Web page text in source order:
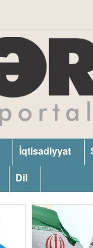
İqtisadiyyat
Dil